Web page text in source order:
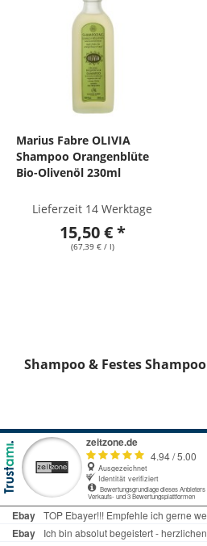
Shampoo & Festes Shampoo
Marius Fabre OLIVIA
Shampoo Orangenblüte
Bio-Olivenöl 230ml
Lieferzeit 14 Werktage
15,50 € *
(67,39 € / l)